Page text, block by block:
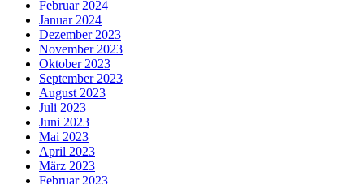
Februar 2024
Januar 2024
Dezember 2023
November 2023
Oktober 2023
September 2023
August 2023
Juli 2023
Juni 2023
Mai 2023
April 2023
März 2023
Februar 2023